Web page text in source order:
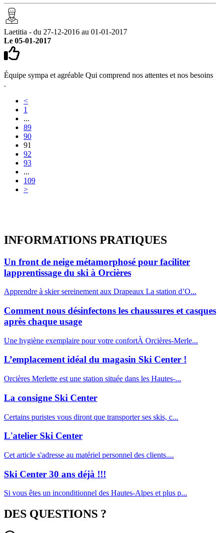
Laetitia - du 27-12-2016 au 01-01-2017
Le 05-01-2017
Équipe sympa et agréable Qui comprend nos attentes et nos besoins
.
<
1
...
89
90
91
92
93
...
109
>
INFORMATIONS PRATIQUES
Un front de neige métamorphosé pour faciliter
lapprentissage du ski à Orcières
Apprendre à skier sereinement aux Drapeaux La station d’O...
Comment nous désinfectons les chaussures et casques
après chaque usage
Une hygiène exemplaire pour votre confortÀ Orcières-Merle...
L’emplacement idéal du magasin Ski Center !
Orcières Merlette est une station située dans les Hautes-...
La consigne Ski Center
Certains puristes vous diront que transporter ses skis, c...
L'atelier Ski Center
Cet article s'adresse au matériel personnel des clients....
Ski Center 30 ans déjà !!!
Si vous êtes un inconditionnel des Hautes-Alpes et plus p...
DES QUESTIONS ?